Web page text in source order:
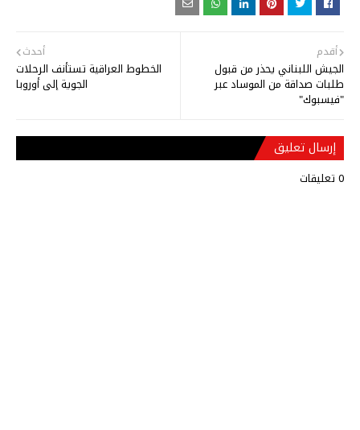
أحدث
الخطوط العراقية تستأنف الرحلات
الجوية إلى أوروبا
أقدم
الجيش اللبناني يحذر من قبول
طلبات صداقة من الموساد عبر
"فيسبوك"
إرسال تعليق
0 تعليقات